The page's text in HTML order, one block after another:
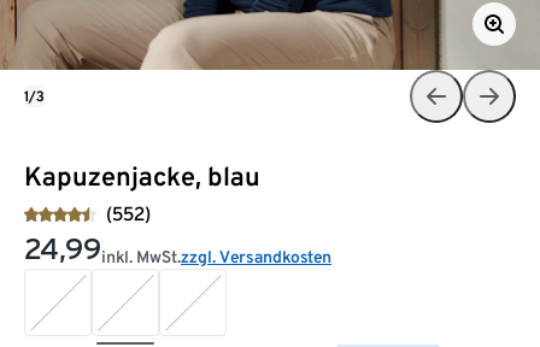
Kapuzenjacke, blau
(552)
24,99inkl. MwSt.zzgl. Versandkosten
1/3